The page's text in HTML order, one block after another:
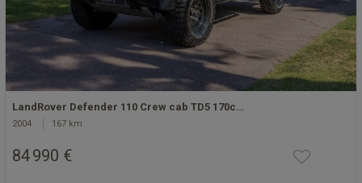
LandRover Defender 110 Crew cab TD5 170c…
2004 167 km
84 990 €